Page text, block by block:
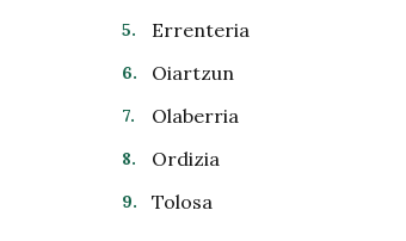
Errenteria
Oiartzun
Olaberria
Ordizia
Tolosa